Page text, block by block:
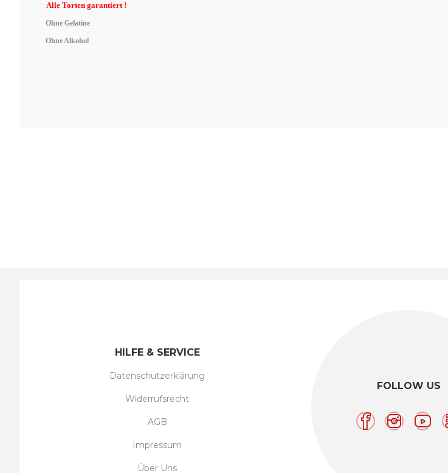
Alle Torten garantiert !
Ohne Gelatine
Ohne Alkohol
FOLLOW US
HILFE & SERVICE
Datenschutzerklärung
Widerrufsrecht
AGB
Impressum
Über Uns